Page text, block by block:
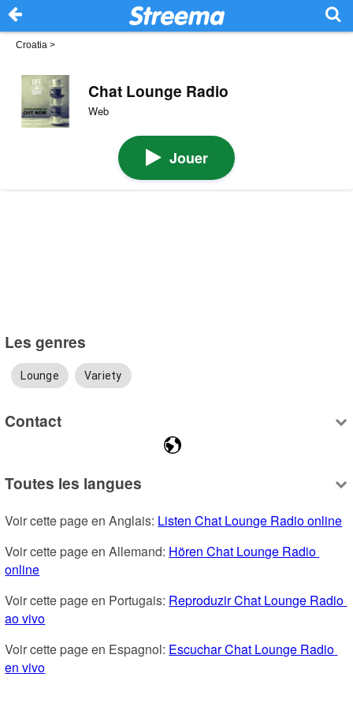
Croatia >
Chat Lounge Radio
Web
Jouer
Les genres
Lounge Variety
Contact
Toutes les langues
Voir cette page en Anglais: Listen Chat Lounge Radio online
Voir cette page en Allemand: Hören Chat Lounge Radio
online
Voir cette page en Portugais: Reproduzir Chat Lounge Radio
ao vivo
Voir cette page en Espagnol: Escuchar Chat Lounge Radio
en vivo